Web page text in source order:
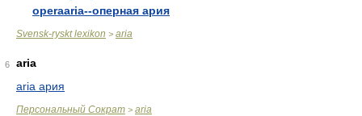
operaaria--оперная ария
Svensk-ryskt lexikon > aria
6
aria
aria ария
Персональный Сократ > aria